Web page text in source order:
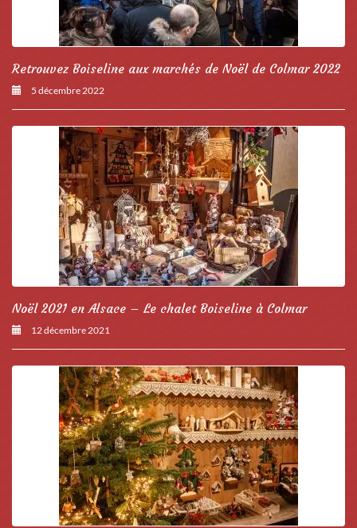
Retrouvez Boiseline aux marchés de Noël de Colmar 2022
5 décembre 2022
Noël 2021 en Alsace – Le chalet Boiseline à Colmar
12 décembre 2021